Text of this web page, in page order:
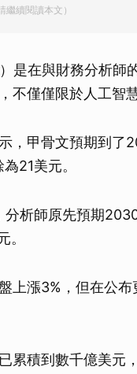
繼續閱讀本文）
是在與財務分析師
不僅僅限於人工智
，甲骨文預期到了
21美元。
析師原先預期
。
上漲3%，但在公布
累積到數千億美元